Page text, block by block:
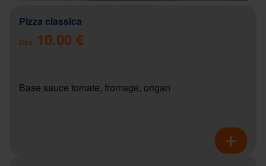
Pizza classica
Dès 10.00 €
Base sauce tomate, fromage, origan